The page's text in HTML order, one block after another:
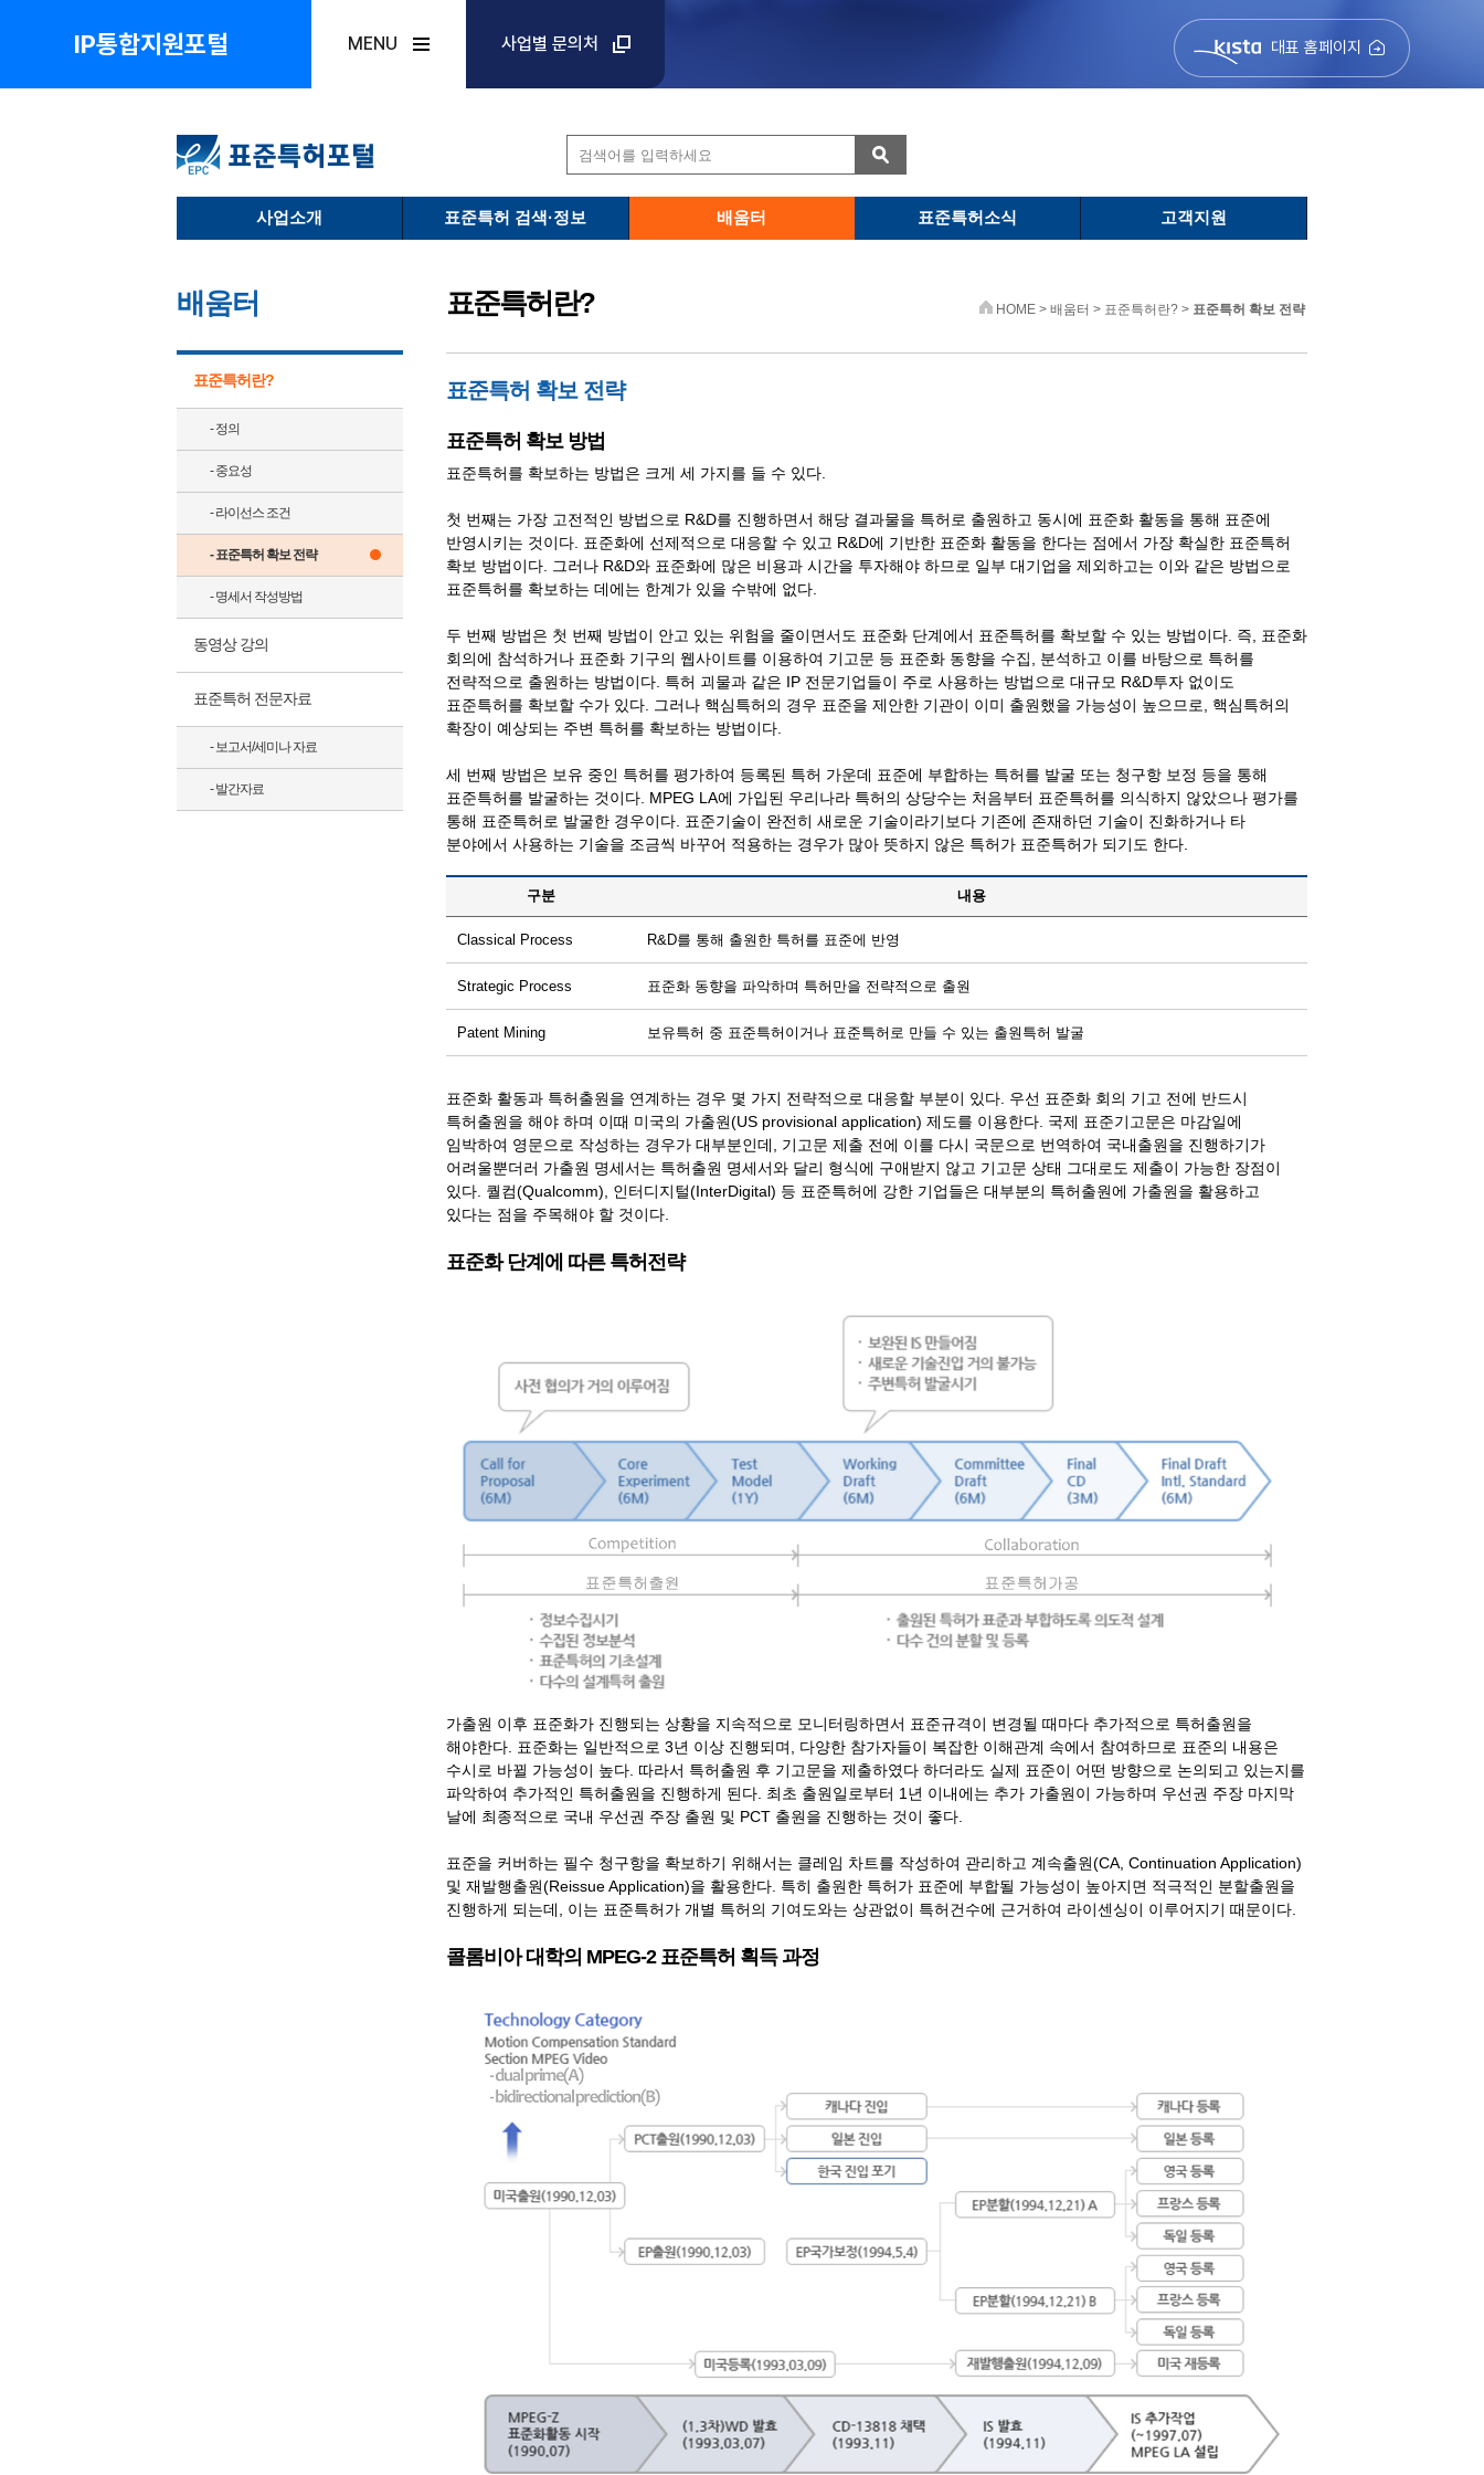
IP통합지원포털 MENU 사업별 문의처 대표 홈페이지
사업소개 표준특허 검색·정보 배움터 표준특허소식 고객지원
배움터
표준특허란?
- 정의
- 중요성
- 라이선스 조건
- 표준특허 확보 전략
- 명세서 작성방법
동영상 강의
표준특허 전문자료
- 보고서/세미나 자료
- 발간자료
HOME > 배움터 > 표준특허란? > 표준특허 확보 전략
표준특허란?
표준특허 확보 전략
표준특허 확보 방법
표준특허를 확보하는 방법은 크게 세 가지를 들 수 있다.
첫 번째는 가장 고전적인 방법으로 R&D를 진행하면서 해당 결과물을 특허로 출원하고 동시에 표준화 활동을 통해 표준에
반영시키는 것이다. 표준화에 선제적으로 대응할 수 있고 R&D에 기반한 표준화 활동을 한다는 점에서 가장 확실한 표준특허
확보 방법이다. 그러나 R&D와 표준화에 많은 비용과 시간을 투자해야 하므로 일부 대기업을 제외하고는 이와 같은 방법으로
표준특허를 확보하는 데에는 한계가 있을 수밖에 없다.
두 번째 방법은 첫 번째 방법이 안고 있는 위험을 줄이면서도 표준화 단계에서 표준특허를 확보할 수 있는 방법이다. 즉, 표준화
회의에 참석하거나 표준화 기구의 웹사이트를 이용하여 기고문 등 표준화 동향을 수집, 분석하고 이를 바탕으로 특허를
전략적으로 출원하는 방법이다. 특허 괴물과 같은 IP 전문기업들이 주로 사용하는 방법으로 대규모 R&D투자 없이도
표준특허를 확보할 수가 있다. 그러나 핵심특허의 경우 표준을 제안한 기관이 이미 출원했을 가능성이 높으므로, 핵심특허의
확장이 예상되는 주변 특허를 확보하는 방법이다.
세 번째 방법은 보유 중인 특허를 평가하여 등록된 특허 가운데 표준에 부합하는 특허를 발굴 또는 청구항 보정 등을 통해
표준특허를 발굴하는 것이다. MPEG LA에 가입된 우리나라 특허의 상당수는 처음부터 표준특허를 의식하지 않았으나 평가를
통해 표준특허로 발굴한 경우이다. 표준기술이 완전히 새로운 기술이라기보다 기존에 존재하던 기술이 진화하거나 타
분야에서 사용하는 기술을 조금씩 바꾸어 적용하는 경우가 많아 뜻하지 않은 특허가 표준특허가 되기도 한다.
구분 내용
Classical Process R&D를 통해 출원한 특허를 표준에 반영
Strategic Process 표준화 동향을 파악하며 특허만을 전략적으로 출원
Patent Mining 보유특허 중 표준특허이거나 표준특허로 만들 수 있는 출원특허 발굴
표준화 활동과 특허출원을 연계하는 경우 몇 가지 전략적으로 대응할 부분이 있다. 우선 표준화 회의 기고 전에 반드시
특허출원을 해야 하며 이때 미국의 가출원(US provisional application) 제도를 이용한다. 국제 표준기고문은 마감일에
임박하여 영문으로 작성하는 경우가 대부분인데, 기고문 제출 전에 이를 다시 국문으로 번역하여 국내출원을 진행하기가
어려울뿐더러 가출원 명세서는 특허출원 명세서와 달리 형식에 구애받지 않고 기고문 상태 그대로도 제출이 가능한 장점이
있다. 퀄컴(Qualcomm), 인터디지털(InterDigital) 등 표준특허에 강한 기업들은 대부분의 특허출원에 가출원을 활용하고
있다는 점을 주목해야 할 것이다.
표준화 단계에 따른 특허전략
가출원 이후 표준화가 진행되는 상황을 지속적으로 모니터링하면서 표준규격이 변경될 때마다 추가적으로 특허출원을
해야한다. 표준화는 일반적으로 3년 이상 진행되며, 다양한 참가자들이 복잡한 이해관계 속에서 참여하므로 표준의 내용은
수시로 바뀔 가능성이 높다. 따라서 특허출원 후 기고문을 제출하였다 하더라도 실제 표준이 어떤 방향으로 논의되고 있는지를
파악하여 추가적인 특허출원을 진행하게 된다. 최초 출원일로부터 1년 이내에는 추가 가출원이 가능하며 우선권 주장 마지막
날에 최종적으로 국내 우선권 주장 출원 및 PCT 출원을 진행하는 것이 좋다.
표준을 커버하는 필수 청구항을 확보하기 위해서는 클레임 차트를 작성하여 관리하고 계속출원(CA, Continuation Application)
및 재발행출원(Reissue Application)을 활용한다. 특히 출원한 특허가 표준에 부합될 가능성이 높아지면 적극적인 분할출원을
진행하게 되는데, 이는 표준특허가 개별 특허의 기여도와는 상관없이 특허건수에 근거하여 라이센싱이 이루어지기 때문이다.
콜롬비아 대학의 MPEG-2 표준특허 획득 과정